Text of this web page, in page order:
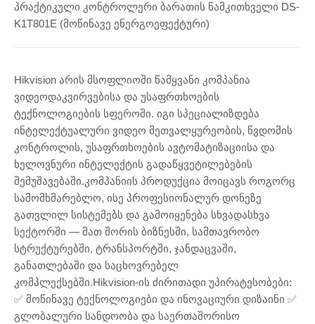
პრაქტიკული კონტროლერი ბარათის წამკითხველი DS-
K1T801E (მოწინავე ენერგოეფექტური)
Hikvision არის მსოფლიოში წამყვანი კომპანია
ვიდეოდაკვირვებისა და უსაფრთხოების
ტექნოლოგიების სფეროში. იგი სპეციალიზდება
ინტელექტუალური ვიდეო მეთვალყურეობის, წვდომის
კონტროლის, უსაფრთხოების ავტომატიზაციისა და
ხელოვნური ინტელექტის გადაწყვეტილებების
შემუშავებაში.კომპანიის პროდუქცია მოიცავს როგორც
სამომხმარებლო, ისე პროფესიონალურ დონეზე
გათვლილ სისტემებს და გამოიყენება სხვადასხვა
სექტორში — მათ შორის ბიზნესში, სამთავრობო
სტრუქტურებში, ტრანსპორტში, ჯანდაცვაში,
განათლებაში და საცხოვრებელ
კომპლექსებში.Hikvision-ის ძირითადი უპირატესობები:
✅ მოწინავე ტექნოლოგიები და ინოვაციური დიზაინი ✅
გლობალური სანდოობა და საერთაშორისო